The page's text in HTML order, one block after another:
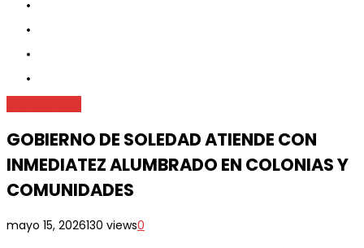
GOBIERNO DE SOLEDAD ATIENDE CON
INMEDIATEZ ALUMBRADO EN COLONIAS Y
COMUNIDADES
mayo 15, 2026130 views0